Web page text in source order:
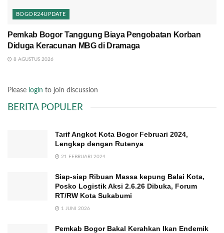
BOGOR24UPDATE
Pemkab Bogor Tanggung Biaya Pengobatan Korban
Diduga Keracunan MBG di Dramaga
8 AGUSTUS 2026
Please login to join discussion
BERITA POPULER
Tarif Angkot Kota Bogor Februari 2024,
Lengkap dengan Rutenya
21 FEBRUARI 2024
Siap-siap Ribuan Massa kepung Balai Kota,
Posko Logistik Aksi 2.6.26 Dibuka, Forum
RT/RW Kota Sukabumi
1 JUNI 2026
Pemkab Bogor Bakal Kerahkan Ikan Endemik